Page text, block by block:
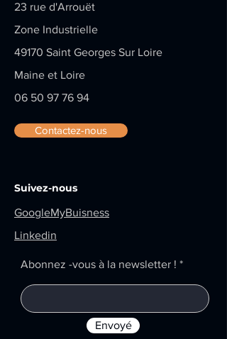
23 rue d'Arrouët
Zone Industrielle
49170 Saint Georges Sur Loire
Maine et Loire
06 50 97 76 94
Contactez-nous
Suivez-nous
GoogleMyBuisness
Linkedin
Abonnez -vous à la newsletter !
Envoyé